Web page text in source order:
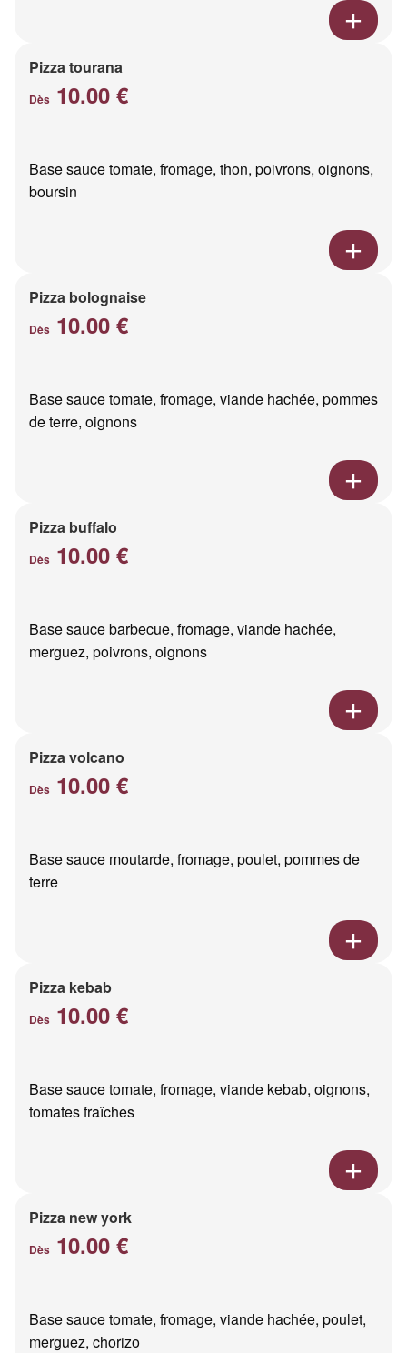
Pizza tourana
Dès 10.00 €
Base sauce tomate, fromage, thon, poivrons, oignons,
boursin
Pizza bolognaise
Dès 10.00 €
Base sauce tomate, fromage, viande hachée, pommes
de terre, oignons
Pizza buffalo
Dès 10.00 €
Base sauce barbecue, fromage, viande hachée,
merguez, poivrons, oignons
Pizza volcano
Dès 10.00 €
Base sauce moutarde, fromage, poulet, pommes de
terre
Pizza kebab
Dès 10.00 €
Base sauce tomate, fromage, viande kebab, oignons,
tomates fraîches
Pizza new york
Dès 10.00 €
Base sauce tomate, fromage, viande hachée, poulet,
merguez, chorizo